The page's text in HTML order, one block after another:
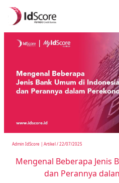
Admin IdScore | Artikel/22/07/2025
Mengenal Beberapa Jenis
dan Perannya